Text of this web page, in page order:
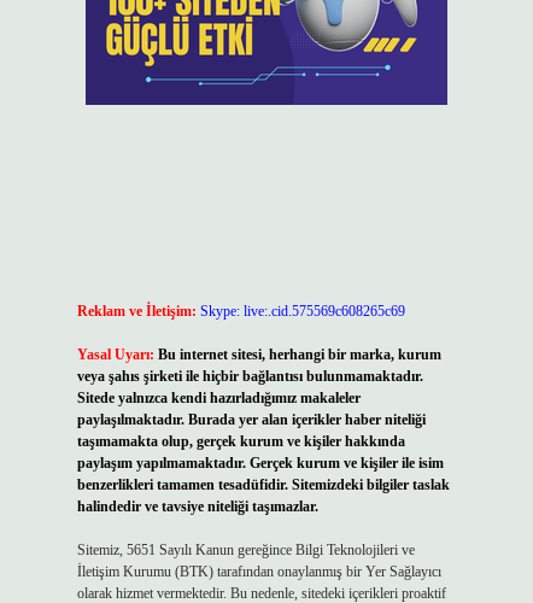
Reklam ve İletişim: Skype: live:.cid.575569c608265c69
Yasal Uyarı: Bu internet sitesi, herhangi bir marka, kurum
veya şahıs şirketi ile hiçbir bağlantısı bulunmamaktadır.
Sitede yalnızca kendi hazırladığımız makaleler
paylaşılmaktadır. Burada yer alan içerikler haber niteliği
taşımamakta olup, gerçek kurum ve kişiler hakkında
paylaşım yapılmamaktadır. Gerçek kurum ve kişiler ile isim
benzerlikleri tamamen tesadüfidir. Sitemizdeki bilgiler taslak
halindedir ve tavsiye niteliği taşımazlar.
Sitemiz, 5651 Sayılı Kanun gereğince Bilgi Teknolojileri ve
İletişim Kurumu (BTK) tarafından onaylanmış bir Yer Sağlayıcı
olarak hizmet vermektedir. Bu nedenle, sitedeki içerikleri proaktif